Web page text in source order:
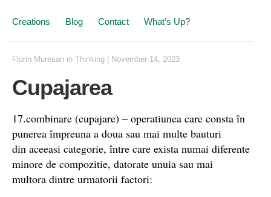
Creations Blog Contact What’s Up?
Florin Muresan in Thinking November 14, 2023
Cupajarea
17.combinare (cupajare) – operatiunea care consta în
punerea împreuna a doua sau mai multe bauturi
din aceeasi categorie, între care exista numai diferente
minore de compozitie, datorate unuia sau mai
multora dintre urmatorii factori: